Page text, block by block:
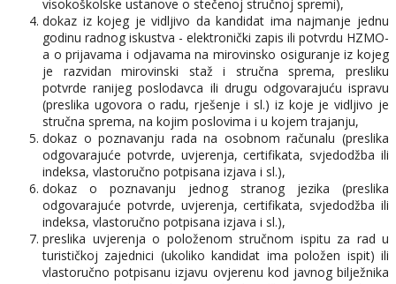
visokoškolske ustanove o stečenoj stručnoj spremi),
dokaz iz kojeg je vidljivo da kandidat ima najmanje jednu
godinu radnog iskustva - elektronički zapis ili potvrdu HZMO-
a o prijavama i odjavama na mirovinsko osiguranje iz kojeg
je razvidan mirovinski staž i stručna sprema, presliku
potvrde ranijeg poslodavca ili drugu odgovarajuću ispravu
(preslika ugovora o radu, rješenje i sl.) iz koje je vidljivo je
stručna sprema, na kojim poslovima i u kojem trajanju,
dokaz o poznavanju rada na osobnom računalu (preslika
odgovarajuće potvrde, uvjerenja, certifikata, svjedodžba ili
indeksa, vlastoručno potpisana izjava i sl.),
dokaz o poznavanju jednog stranog jezika (preslika
odgovarajuće potvrde, uvjerenja, certifikata, svjedodžba ili
indeksa, vlastoručno potpisana izjava i sl.),
preslika uvjerenja o položenom stručnom ispitu za rad u
turističkoj zajednici (ukoliko kandidat ima položen ispit) ili
vlastoručno potpisanu izjavu ovjerenu kod javnog bilježnika